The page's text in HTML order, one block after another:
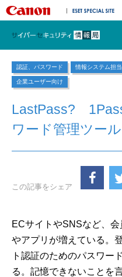
キヤノンマーケ
認証、パスワード 情報システム担
企業ユーザー向け
LastPass?
ワード管理ツー
この記事をシェア
ECサイトやSNSなど、
やアプリが増えている。
ト認証のためのパスワー
る。記憶できないことを